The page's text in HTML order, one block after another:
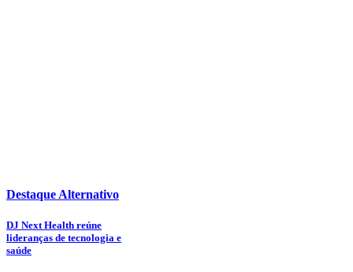
Destaque Alternativo
DJ Next Health reúne
lideranças de tecnologia e
saúde